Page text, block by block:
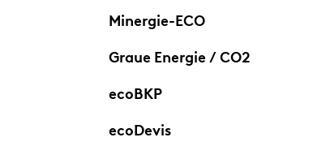
Minergie-ECO
Graue Energie / CO2
ecoBKP
ecoDevis